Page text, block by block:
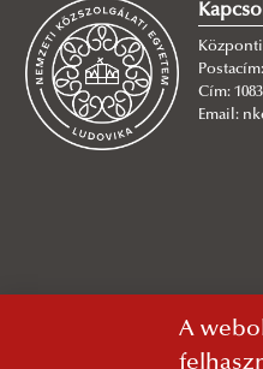
tanácsadó
Publikációink
Tudástranszfer,
rendezvényeink
Call for
Program
Szakkollégium
Pályázati felhívások
Központi
Cím:
Email:
A